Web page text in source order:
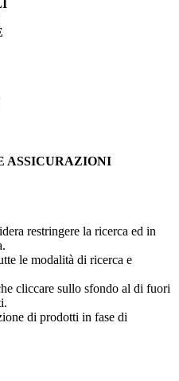
ASSICURAZIONI
restringere la ricerca ed in
le modalità di ricerca e
cliccare sullo sfondo al di fuori
di prodotti in fase di